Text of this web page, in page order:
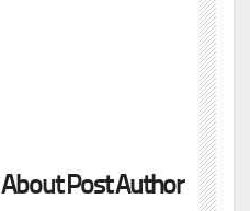
About Post Author